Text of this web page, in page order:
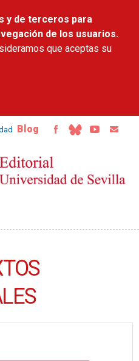
y de terceros para
de los usuarios.
que aceptas su
Blog